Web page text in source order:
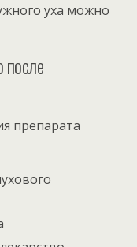
уха можно
препарата